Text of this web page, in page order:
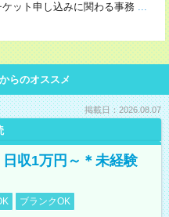
ケット申し込みに関わる事務 ...
らのオススメ
掲載日：2026.08.07
収1万円～＊未経験
ブランクOK